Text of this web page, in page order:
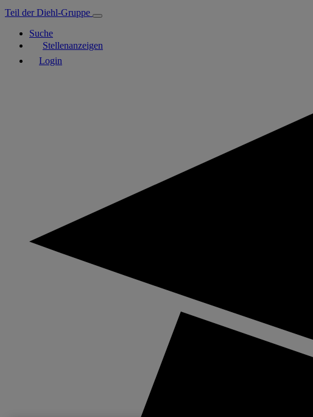
Teil der Diehl-Gruppe
Suche
Stellenanzeigen
Login